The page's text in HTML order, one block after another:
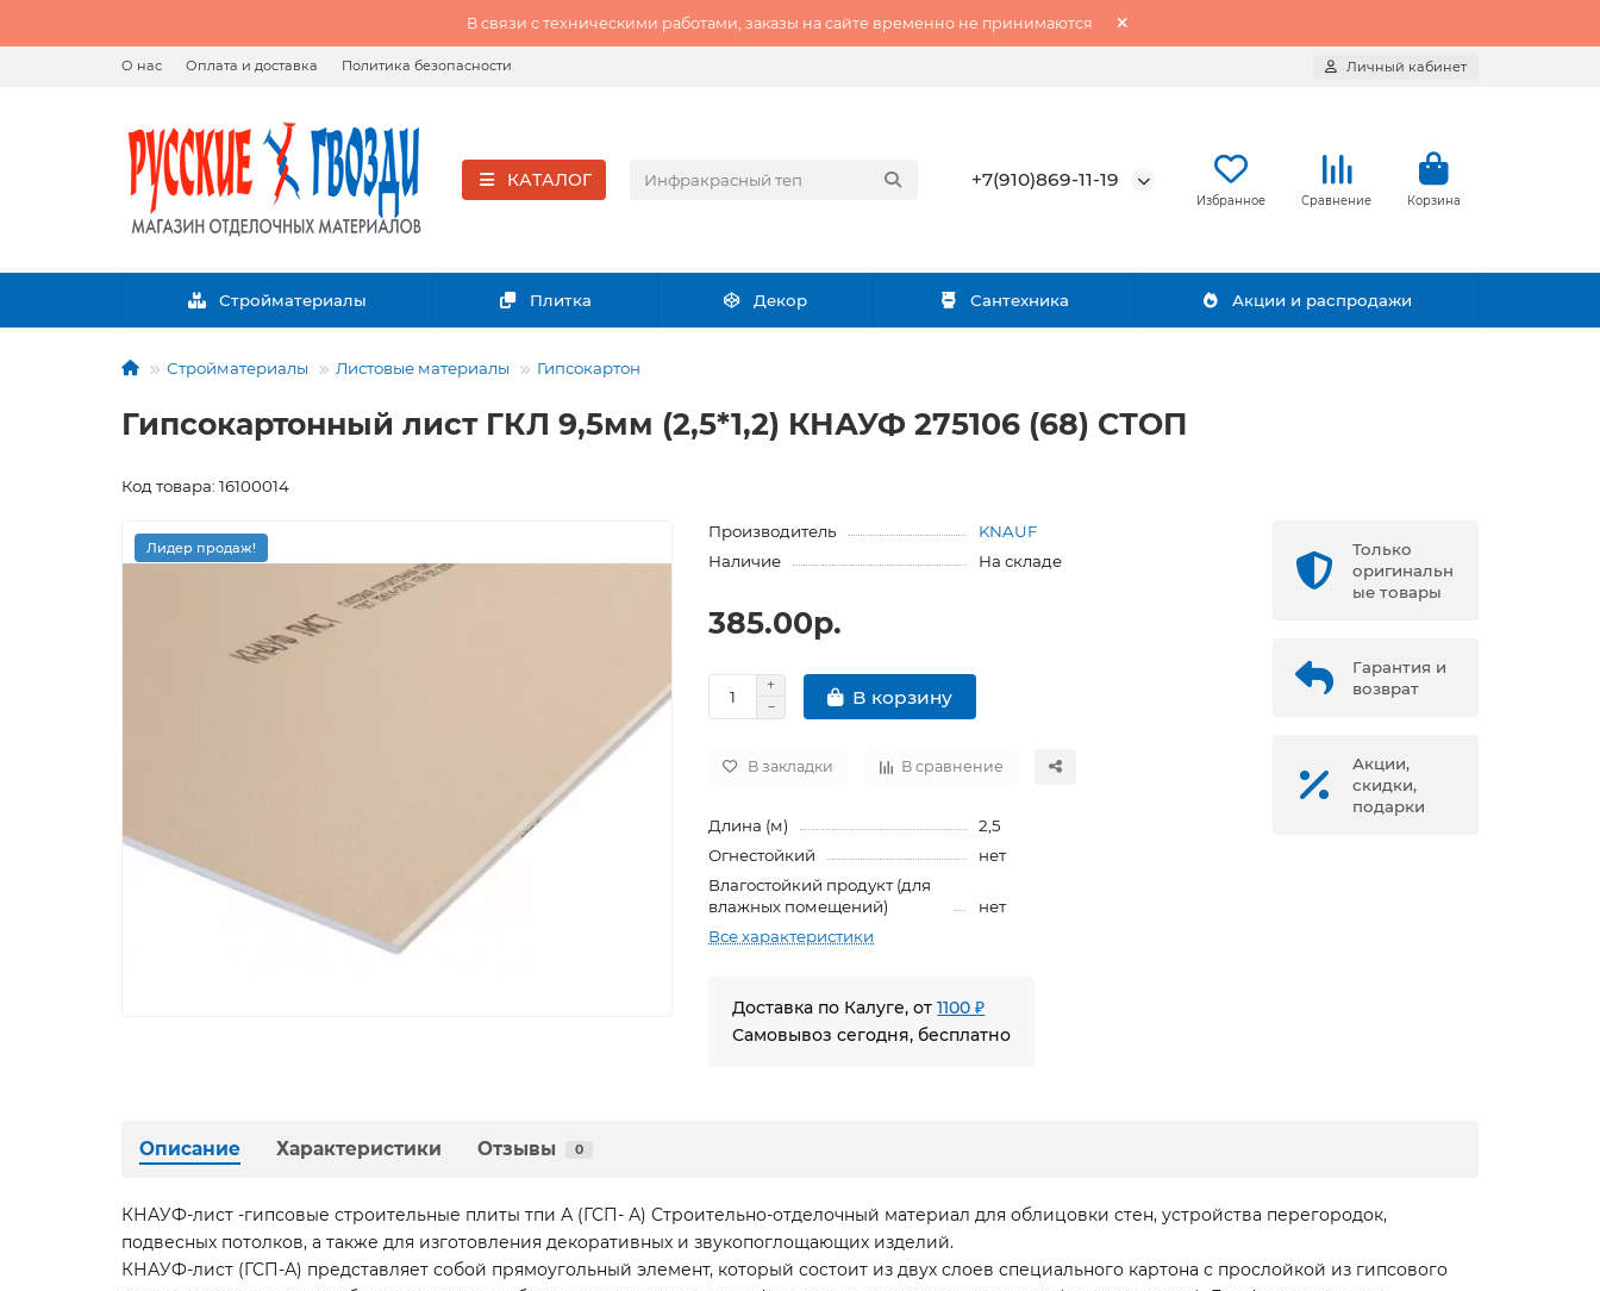
В связи с техническими работами, заказы на сайте временно не принимаются
О нас Оплата и доставка Политика безопасности Личный кабинет
КАТАЛОГ +7(910)869-11-19
Избранное Сравнение Корзина
Стройматериалы Плитка Декор Сантехника Акции и распродажи
Стройматериалы Листовые материалы Гипсокартон
Гипсокартонный лист ГКЛ 9,5мм (2,5*1,2) КНАУФ 275106 (68) СТОП
Код товара: 16100014
Лидер продаж!
Производитель
KNAUF
Наличие
На складе
385.00р.
В корзину
В закладки В сравнение
Длина (м)
2,5
Огнестойкий
нет
Влагостойкий продукт (для
влажных помещений)
нет
Все характеристики
Доставка по Калуге, от1100 ₽
Самовывоз сегодня, бесплатно
Только
оригинальн
ые товары
Гарантия и
возврат
Акции,
скидки,
подарки
Описание Характеристики Отзывы 0
КНАУФ-лист -гипсовые строительные плиты тпи А (ГСП- А) Строительно-отделочный материал для облицовки стен, устройства перегородок,
подвесных потолков, а также для изготовления декоративных и звукопоглощающих изделий.
КНАУФ-лист (ГСП-А) представляет собой прямоугольный элемент, который состоит из двух слоев специального картона с прослойкой из гипсового